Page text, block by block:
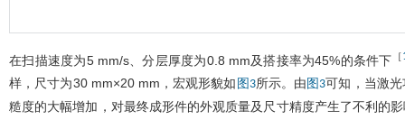
在扫描速度为5 mm/s、分层厚度为0.8 mm及搭接率为45%的条件下 ［
样，尺寸为30 mm×20 mm，宏观形貌如 图3所示。由 图3可知，当激
糙度的大幅增加，对最终成形件的外观质量及尺寸精度产生了不利的